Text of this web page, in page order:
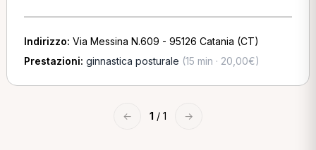
Indirizzo: Via Messina N.609 - 95126 Catania (CT)
Prestazioni: ginnastica posturale (15 min · 20,00€)
← 1 / 1 →